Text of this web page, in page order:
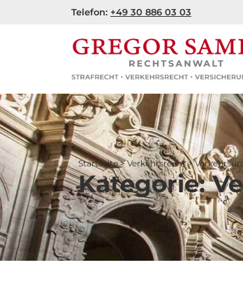
Telefon: +49 30 886 03 03
Startseite>Verkehrsrecht>
Kategorie: